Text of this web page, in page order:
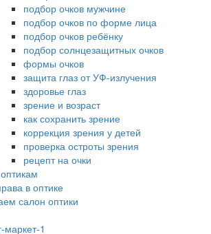
подбор очков мужчине
подбор очков по форме лица
подбор очков ребёнку
подбор солнцезащитных очков
формы очков
защита глаз от УФ-излучения
здоровье глаз
зрение и возраст
как сохранить зрение
коррекция зрения у детей
проверка остроты зрения
рецепт на очки
в оптике
салон оптики
маркет-1